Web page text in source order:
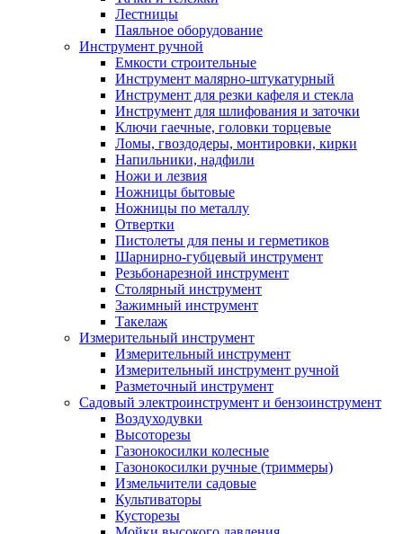
Лестницы
Паяльное оборудование
Инструмент ручной
Емкости строительные
Инструмент малярно-штукатурный
Инструмент для резки кафеля и стекла
Инструмент для шлифования и заточки
Ключи гаечные, головки торцевые
Ломы, гвоздодеры, монтировки, кирки
Напильники, надфили
Ножи и лезвия
Ножницы бытовые
Ножницы по металлу
Отвертки
Пистолеты для пены и герметиков
Шарнирно-губцевый инструмент
Резьбонарезной инструмент
Столярный инструмент
Зажимный инструмент
Такелаж
Измерительный инструмент
Измерительный инструмент
Измерительный инструмент ручной
Разметочный инструмент
Садовый электроинструмент и бензоинструмент
Воздуходувки
Высоторезы
Газонокосилки колесные
Газонокосилки ручные (триммеры)
Измельчители садовые
Культиваторы
Кусторезы